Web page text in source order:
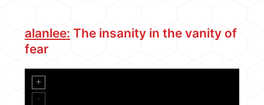
alanlee: The insanity in the vanity of
fear